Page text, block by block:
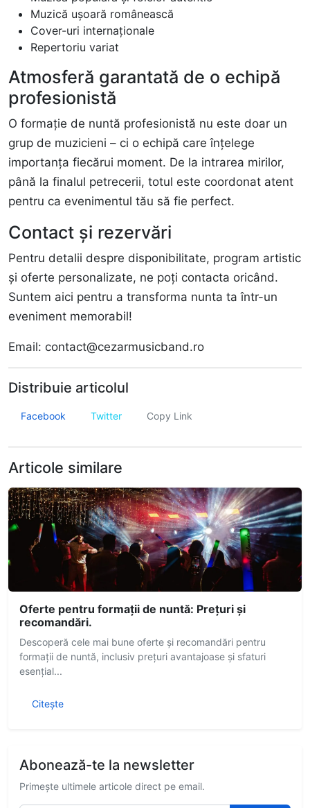
Muzică ușoară românească
Cover-uri internaționale
Repertoriu variat
Atmosferă garantată de o echipă
profesionistă
O formație de nuntă profesionistă nu este doar un
grup de muzicieni – ci o echipă care înțelege
importanța fiecărui moment. De la intrarea mirilor,
până la finalul petrecerii, totul este coordonat atent
pentru ca evenimentul tău să fie perfect.
Contact și rezervări
Pentru detalii despre disponibilitate, program artistic
și oferte personalizate, ne poți contacta oricând.
Suntem aici pentru a transforma nunta ta într-un
eveniment memorabil!
Email: contact@cezarmusicband.ro
Distribuie articolul
Facebook Twitter Copy Link
Articole similare
Oferte pentru formații de nuntă: Prețuri și
recomandări.
Descoperă cele mai bune oferte și recomandări pentru
formații de nuntă, inclusiv prețuri avantajoase și sfaturi
esențial...
Citește
Abonează-te la newsletter
Primește ultimele articole direct pe email.